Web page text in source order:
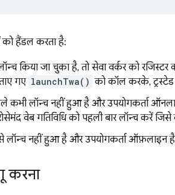
को हैंडल करता है:
किया जा चुका है, तो सेवा वर्कर को
गए launchTwa() को कॉल करके, ट्रस्टेड
कभी लॉन्च नहीं हुआ है और उपयोगकर्ता
वेब गतिविधि को पहली बार लॉन्च करें जिसे
लॉन्च नहीं हुआ है और उपयोगकर्ता ऑफ़लाइन
करना